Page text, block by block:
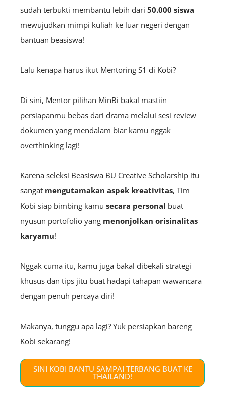
sudah terbukti membantu lebih dari 50.000 siswa
mewujudkan mimpi kuliah ke luar negeri dengan
bantuan beasiswa!
Lalu kenapa harus ikut Mentoring S1 di Kobi?
Di sini, Mentor pilihan MinBi bakal mastiin
persiapanmu bebas dari drama melalui sesi review
dokumen yang mendalam biar kamu nggak
overthinking lagi!
Karena seleksi Beasiswa BU Creative Scholarship itu
sangat mengutamakan aspek kreativitas, Tim
Kobi siap bimbing kamu secara personal buat
nyusun portofolio yang menonjolkan orisinalitas
karyamu!
Nggak cuma itu, kamu juga bakal dibekali strategi
khusus dan tips jitu buat hadapi tahapan wawancara
dengan penuh percaya diri!
Makanya, tunggu apa lagi? Yuk persiapkan bareng
Kobi sekarang!
SINI KOBI BANTU SAMPAI TERBANG BUAT KE
THAILAND!